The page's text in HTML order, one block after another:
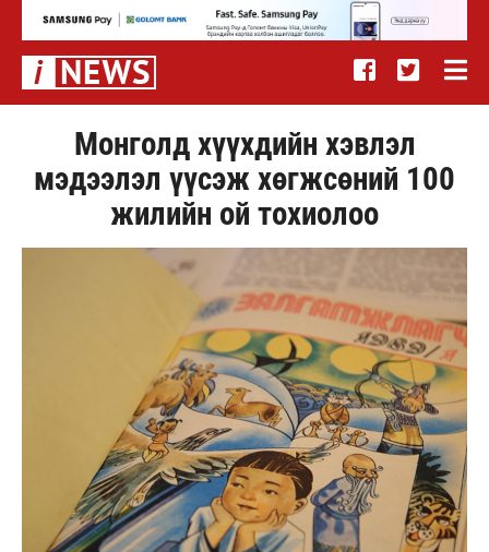
Монголд хүүхдийн хэвлэл
мэдээлэл үүсэж хөгжсөний 100
жилийн ой тохиолоо